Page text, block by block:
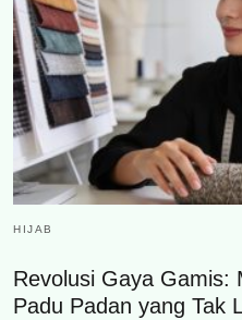
HIJAB
Revolusi Gaya Gamis:
Padu Padan yang Tak